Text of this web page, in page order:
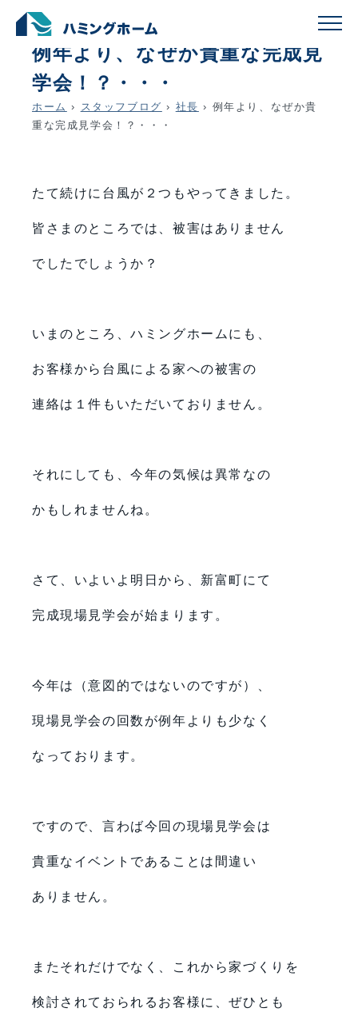
schedule
例年より、なぜか貴重な完成見
学会！？・・・
ホーム › スタッフブログ › 社長 › 例年より、なぜか貴
重な完成見学会！？・・・
たて続けに台風が２つもやってきました。
皆さまのところでは、被害はありません
でしたでしょうか？
いまのところ、ハミングホームにも、
お客様から台風による家への被害の
連絡は１件もいただいておりません。
それにしても、今年の気候は異常なの
かもしれませんね。
さて、いよいよ明日から、新富町にて
完成現場見学会が始まります。
今年は（意図的ではないのですが）、
現場見学会の回数が例年よりも少なく
なっております。
ですので、言わば今回の現場見学会は
貴重なイベントであることは間違い
ありません。
またそれだけでなく、これから家づくりを
検討されておられるお客様に、ぜひとも